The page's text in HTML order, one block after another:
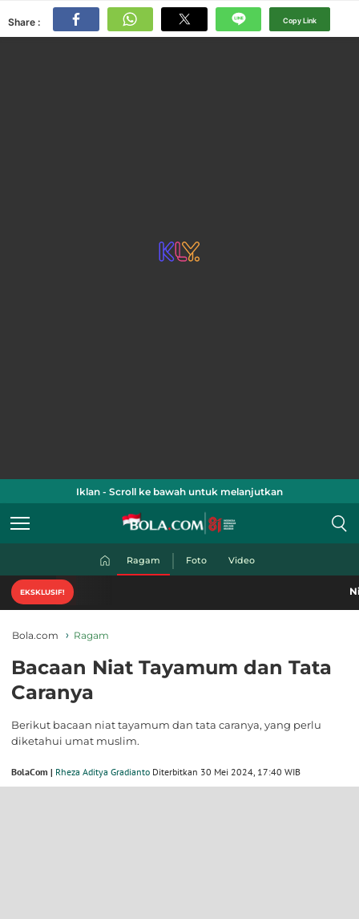
Share : Copy Link
Iklan - Scroll ke bawah untuk melanjutkan
Ragam Foto Video
EKSKLUSIF! Nikmati
Bola.com Ragam
Bacaan Niat Tayamum dan Tata
Caranya
Berikut bacaan niat tayamum dan tata caranya, yang perlu
diketahui umat muslim.
BolaCom | Rheza Aditya Gradianto Diterbitkan 30 Mei 2024, 17:40 WIB